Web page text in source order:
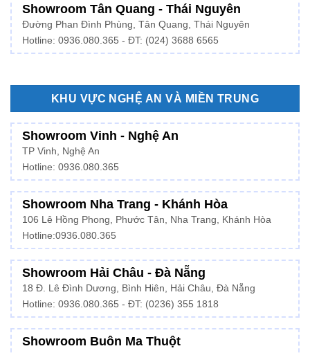
Showroom Tân Quang - Thái Nguyên
Đường Phan Đình Phùng, Tân Quang, Thái Nguyên
Hotline: 0936.080.365 - ĐT: (024) 3688 6565
KHU VỰC NGHỆ AN VÀ MIỀN TRUNG
Showroom Vinh - Nghệ An
TP Vinh, Nghệ An
Hotline: 0936.080.365
Showroom Nha Trang - Khánh Hòa
106 Lê Hồng Phong, Phước Tân, Nha Trang, Khánh Hòa
Hotline:0936.080.365
Showroom Hải Châu - Đà Nẵng
18 Đ. Lê Đình Dương, Bình Hiên, Hải Châu, Đà Nẵng
Hotline: 0936.080.365 - ĐT: (0236) 355 1818
Showroom Buôn Ma Thuột